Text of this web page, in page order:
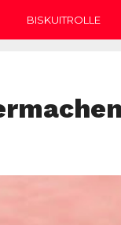
BISKUITROLLE